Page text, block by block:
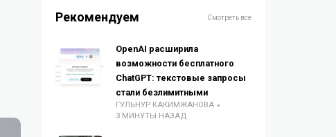
Рекомендуем Смотреть все
OpenAI расширила
возможности бесплатного
ChatGPT: текстовые запросы
стали безлимитными
ГУЛЬНУР КАКИМЖАНОВА
3 МИНУТЫ НАЗАД